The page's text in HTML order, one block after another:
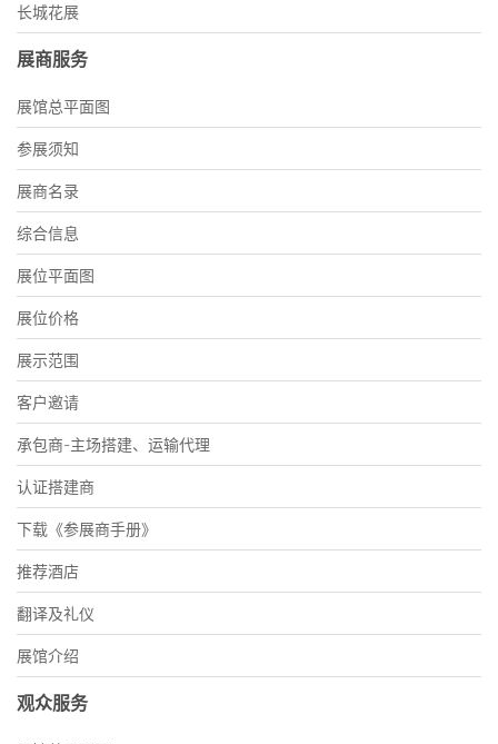
长城花展
展商服务
展馆总平面图
参展须知
展商名录
综合信息
展位平面图
展位价格
展示范围
客户邀请
承包商-主场搭建、运输代理
认证搭建商
下载《参展商手册》
推荐酒店
翻译及礼仪
展馆介绍
观众服务